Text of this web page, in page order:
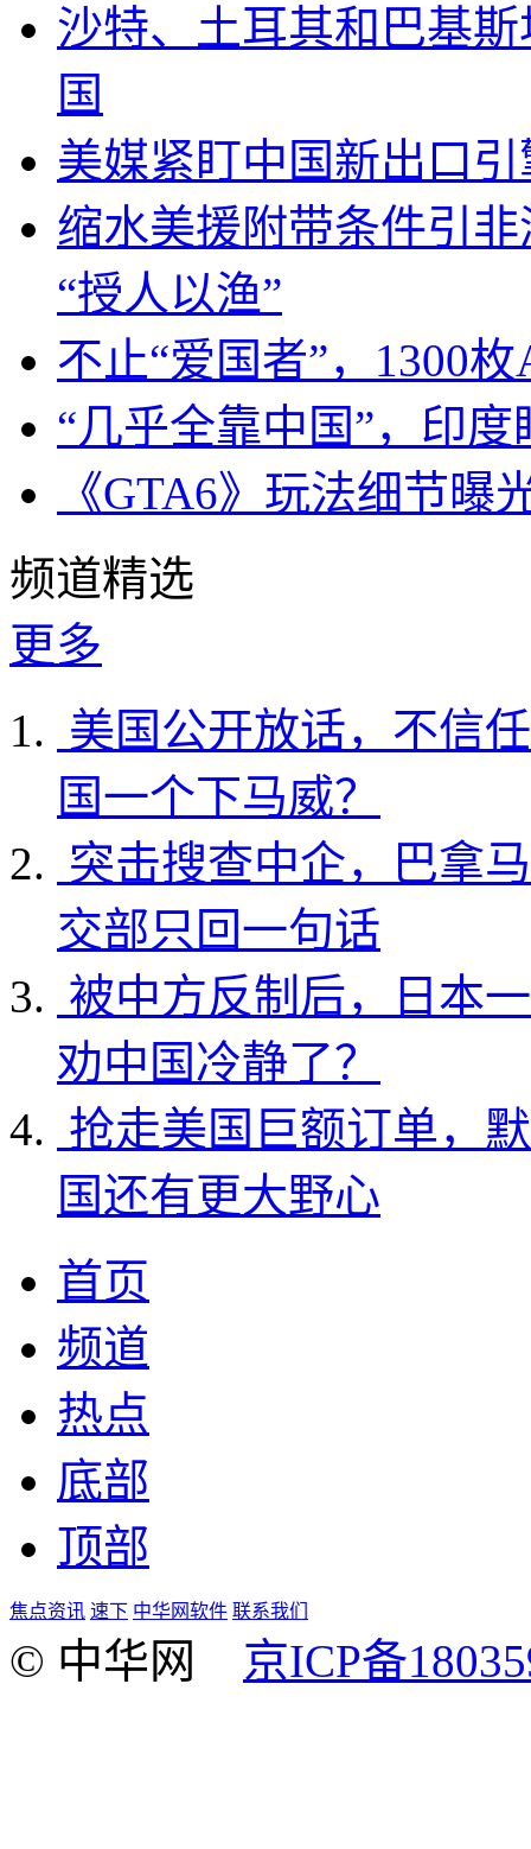
沙特、土耳其和巴基
国
美媒紧盯中国新出口
缩水美援附带条件引
“授人以渔”
不止“爱国者”，1300
“几乎全靠中国”，印
《GTA6》玩法细节
频道精选
更多
美国公开放话，不信
国一个下马威？
突击搜查中企，巴拿
交部只回一句话
被中方反制后，日本
劝中国冷静了？
抢走美国巨额订单，
国还有更大野心
首页
频道
热点
底部
顶部
焦点资讯 速下 中华网软件 联系我们
© 中华网 京ICP备